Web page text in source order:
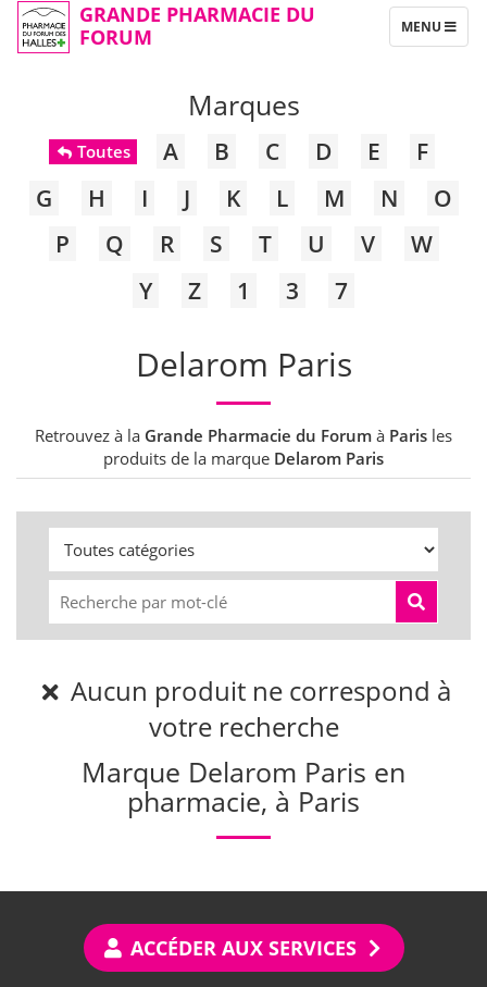
GRANDE PHARMACIE DU
FORUM
TOGGLE
NAVIGATION
MENU
Marques
Toutes A B C D E
F
G
H I J K L M N
O
P
Q R S T U V
W
Y
Z 1 3 7
Delarom Paris
Retrouvez à la Grande Pharmacie du Forum à Paris les
produits de la marque Delarom Paris
Aucun produit ne correspond à
votre recherche
Marque Delarom Paris en
pharmacie, à Paris
ACCÉDER AUX SERVICES